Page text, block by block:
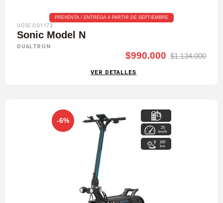
PREVENTA / ENTREGA A PARTIR DE SEPTIEMBRE
UGSCO01173
Sonic Model N
DUALTRON
$990.000 $1.134.000
VER DETALLES
-6%
72 V / 42,4 Ah
25
km/h
160
km